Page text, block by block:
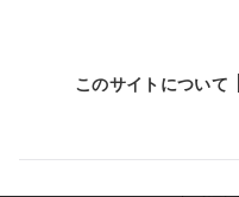
このサイトについて